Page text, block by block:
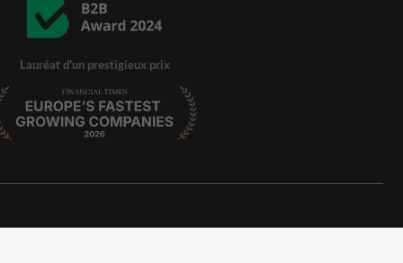
Lauréat d'un prestigieux prix